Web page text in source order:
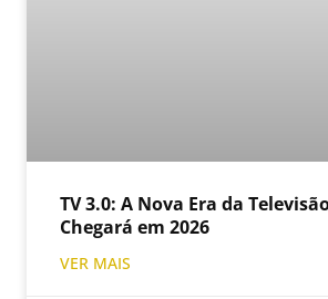
TV 3.0: A Nova Era da
Chegará em 2026
VER MAIS